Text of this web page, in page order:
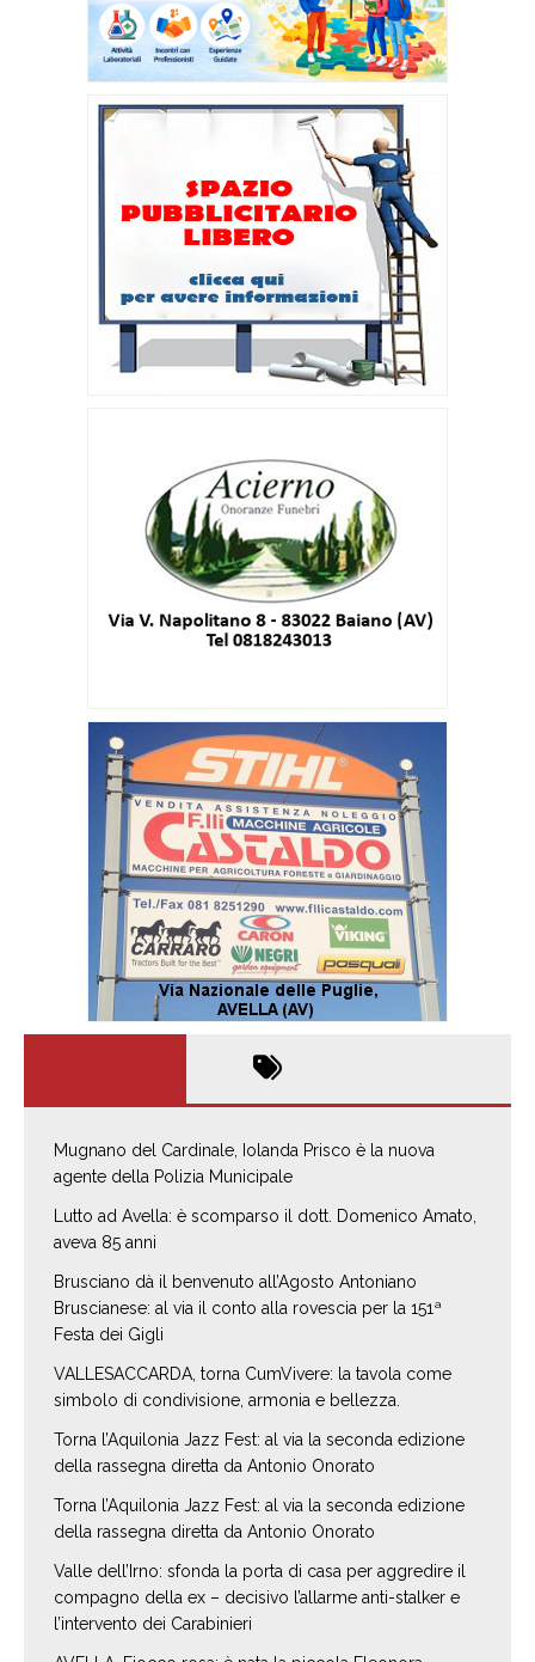
Mugnano del Cardinale, Iolanda Prisco è la nuova
agente della Polizia Municipale
Lutto ad Avella: è scomparso il dott. Domenico Amato,
aveva 85 anni
Brusciano dà il benvenuto all’Agosto Antoniano
Bruscianese: al via il conto alla rovescia per la 151ª
Festa dei Gigli
VALLESACCARDA, torna CumVivere: la tavola come
simbolo di condivisione, armonia e bellezza.
Torna l’Aquilonia Jazz Fest: al via la seconda edizione
della rassegna diretta da Antonio Onorato
Torna l’Aquilonia Jazz Fest: al via la seconda edizione
della rassegna diretta da Antonio Onorato
Valle dell’Irno: sfonda la porta di casa per aggredire il
compagno della ex – decisivo l’allarme anti-stalker e
l’intervento dei Carabinieri